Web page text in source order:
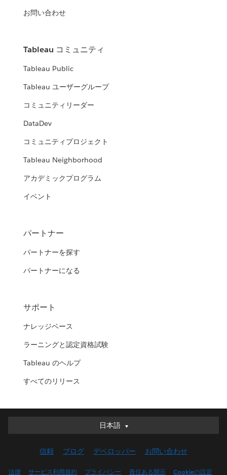
お問い合わせ
Tableau コミュニティ
Tableau Public
Tableau ユーザーグループ
コミュニティリーダー
DataDev
コミュニティプロジェクト
Tableau Neighborhood
アカデミックプログラム
イベント
パートナー
パートナーを探す
パートナーになる
サポート
ナレッジベース
ラーニングと認定資格試験
Tableau のヘルプ
すべてのリリース
日本語
日本語
English (UK)
信頼 ブログ デベロッパー お問い合わせ
法律 サービス利用規約 プライバシー 責任ある開示 Cookieの設定